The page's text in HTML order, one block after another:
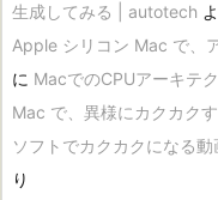
生成してみる | autotech
Apple シリコン Mac で、
に MacでのCPUアーキテ
Mac で、異様にカクカク
ソフトでカクカクになる
り